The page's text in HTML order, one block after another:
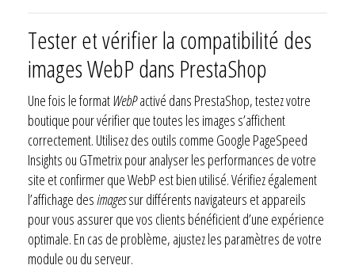
Tester et vérifier la compatibilité des
images WebP dans PrestaShop
Une fois le formatWebPactivé dans PrestaShop, testez votre
boutique pour vérifier que toutes les images s’affichent
correctement. Utilisez des outils comme Google PageSpeed
Insights ou GTmetrix pour analyser les performances de votre
site et confirmer que WebP est bien utilisé. Vérifiez également
l’affichage desimagessur différents navigateurs et appareils
pour vous assurer que vos clients bénéficient d’une expérience
optimale. En cas de problème, ajustez les paramètres de votre
module ou du serveur.